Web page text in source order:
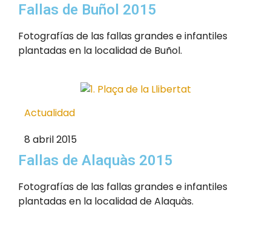
Fallas de Buñol 2015
Fotografías de las fallas grandes e infantiles
plantadas en la localidad de Buñol.
Actualidad
8 abril 2015
Fallas de Alaquàs 2015
Fotografías de las fallas grandes e infantiles
plantadas en la localidad de Alaquàs.